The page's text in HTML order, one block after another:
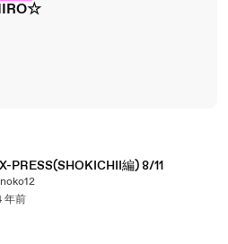
PRESS(SHOKICHII編) 8/11
年前